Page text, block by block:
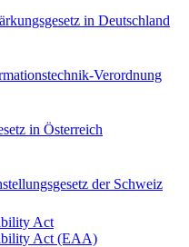
in Deutschland
Verordnung
in Österreich
der Schweiz
Act
Act (EAA)